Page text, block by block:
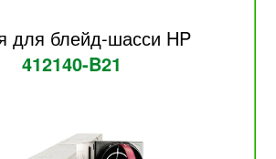
для блейд-шасси HP
412140-B21